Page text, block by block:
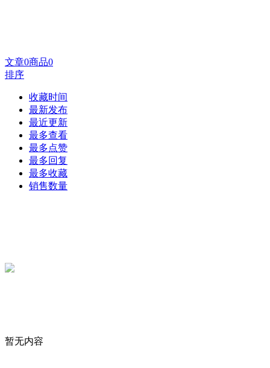
文章0商品0
排序
收藏时间
最新发布
最近更新
最多查看
最多点赞
最多回复
最多收藏
销售数量
暂无内容